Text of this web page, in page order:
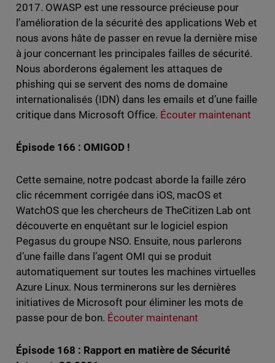
2017. OWASP est une ressource précieuse pour
l’amélioration de la sécurité des applications Web et
nous avons hâte de passer en revue la dernière mise
à jour concernant les principales failles de sécurité.
Nous aborderons également les attaques de
phishing qui se servent des noms de domaine
internationalisés (IDN) dans les emails et d’une faille
critique dans Microsoft Office. Écouter maintenant
Épisode 166 : OMIGOD !
Cette semaine, notre podcast aborde la faille zéro
clic récemment corrigée dans iOS, macOS et
WatchOS que les chercheurs de TheCitizen Lab ont
découverte en enquêtant sur le logiciel espion
Pegasus du groupe NSO. Ensuite, nous parlerons
d’une faille dans l’agent OMI qui se produit
automatiquement sur toutes les machines virtuelles
Azure Linux. Nous terminerons sur les dernières
initiatives de Microsoft pour éliminer les mots de
passe pour de bon. Écouter maintenant
Épisode 168 : Rapport en matière de Sécurité